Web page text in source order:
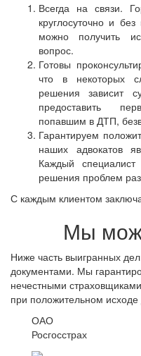
Всегда на связи.
круглосуточно и
можно получить
вопрос.
Готовы
что в некоторых
решения зависит
предоставить
попавшим в ДТП,
Гарантируем
наших адвокатов
Каждый
решения проблем
С каждым клиентом
Мы
Ниже часть выигранных
документами. Мы
нечестными
при положительном исходе
ОАО
Росгосстрах